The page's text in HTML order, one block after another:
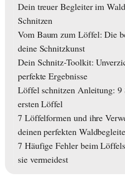
Dein treuer Begleiter im
Schnitzen
Vom Baum zum Löffel: Die
deine Schnitzkunst
Dein Schnitz-Toolkit:
perfekte Ergebnisse
Löffel schnitzen Anleitung: 9
ersten Löffel
7 Löffelformen und ihre
deinen perfekten
7 Häufige Fehler beim
sie vermeidest